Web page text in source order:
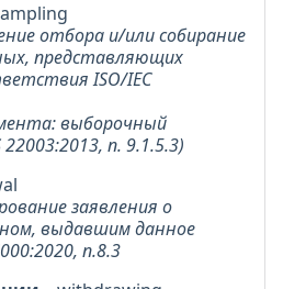
отбора и/или собирание
представляющих
ISO/IEC
выборочный
п. 9.1.5.3)
заявления о
выдавшим данное
п.8.3